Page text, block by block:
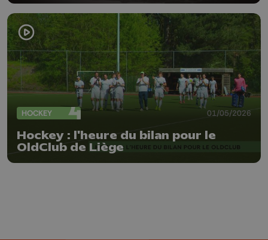
HOCKEY 01/05/2026
Hockey : l'heure du bilan pour le
OldClub de Liège